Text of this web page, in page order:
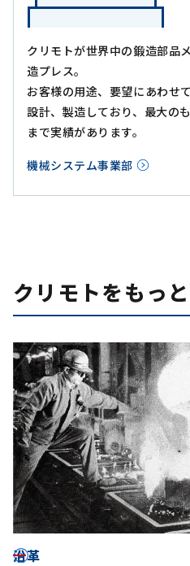
クリモトが世界中の鍛造部品
造プレス。
お客様の用途、要望にあわせ
設計、製造しており、最大の
まで実績があります。
機械システム事業部
クリモトをもっ
沿革